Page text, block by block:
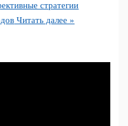
стратегии
Читать далее »